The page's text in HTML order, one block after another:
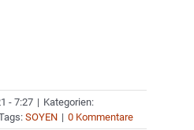
- 7:27 | Kategorien:
SOYEN | 0 Kommentare